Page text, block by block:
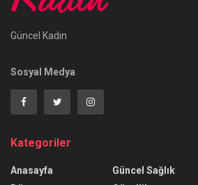
Güncel Kadın
Sosyal Medya
Kategoriler
Anasayfa
Güncel Sağlık